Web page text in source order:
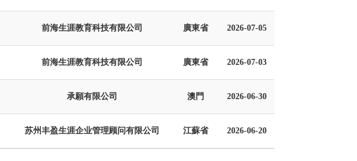
前海生涯教育科技有限公司 廣東省 2026-07-05
前海生涯教育科技有限公司 廣東省 2026-07-03
承願有限公司 澳門 2026-06-30
苏州丰盈生涯企业管理顾问有限公司 江蘇省 2026-06-20